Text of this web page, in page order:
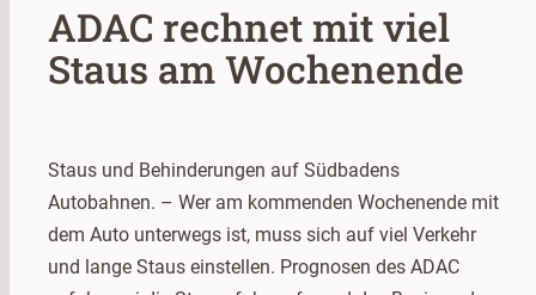
ADAC rechnet mit viel
Staus am Wochenende
Staus und Behinderungen auf Südbadens
Autobahnen. – Wer am kommenden Wochenende mit
dem Auto unterwegs ist, muss sich auf viel Verkehr
und lange Staus einstellen. Prognosen des ADAC